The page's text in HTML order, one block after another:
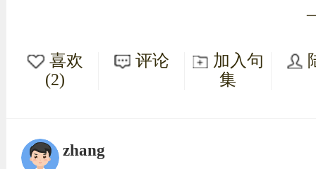
喜欢
(2)
评论
加入句
集
zhang